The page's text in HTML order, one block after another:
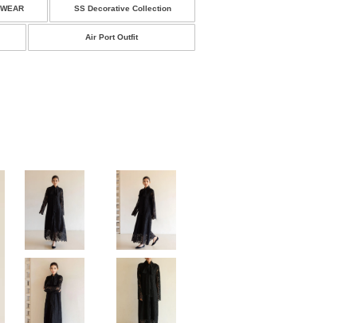
SS Decorative Collection
Air Port Outfit